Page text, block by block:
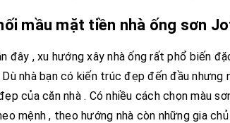
mầu mặt tiền nhà ống sơn
đây , xu hướng xây nhà ống rất phổ biến
nhà bạn có kiến trúc đẹp đến đầu
của căn nhà . Có nhiều cách chọn màu
mệnh , theo hướng nhà còn những gia